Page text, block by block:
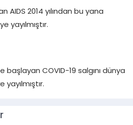
AIDS 2014 yılından bu yana
yayılmıştır.
başlayan COVID-19 salgını dünya